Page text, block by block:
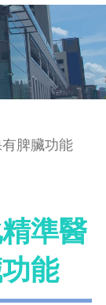
脾臟功能
準醫
能